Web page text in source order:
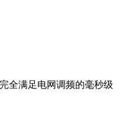
全满足电网调频的毫秒级